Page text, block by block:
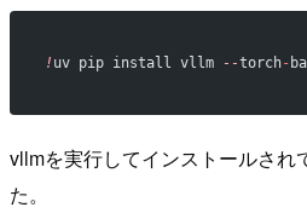
! uv pip install vllm --torch-
vllmを実行してインストールされ
た。